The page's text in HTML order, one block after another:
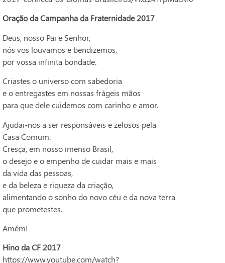
Oração da Campanha da Fraternidade 2017
Deus, nosso Pai e Senhor,
nós vos louvamos e bendizemos,
por vossa infinita bondade.
Criastes o universo com sabedoria
e o entregastes em nossas frágeis mãos
para que dele cuidemos com carinho e amor.
Ajudai-nos a ser responsáveis e zelosos pela
Casa Comum.
Cresça, em nosso imenso Brasil,
o desejo e o empenho de cuidar mais e mais
da vida das pessoas,
e da beleza e riqueza da criação,
alimentando o sonho do novo céu e da nova terra
que prometestes.
Amém!
Hino da CF 2017
https://www.youtube.com/watch?